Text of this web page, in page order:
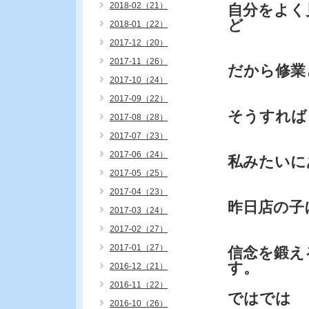
自分をよ
ど
だから修
そうすれば
私みたい
昨日店の
信念を鍛
す。
ではでは
2018-02（21）
2018-01（22）
2017-12（20）
2017-11（26）
2017-10（24）
2017-09（22）
2017-08（28）
2017-07（23）
2017-06（24）
2017-05（25）
2017-04（23）
2017-03（24）
2017-02（27）
2017-01（27）
2016-12（21）
2016-11（22）
2016-10（26）